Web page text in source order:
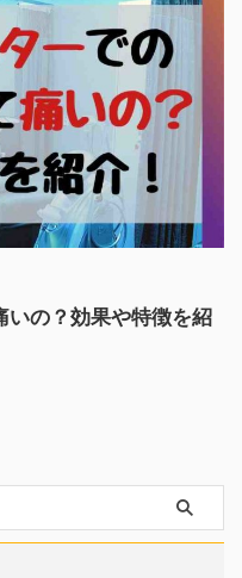
いの？効果や特徴を紹